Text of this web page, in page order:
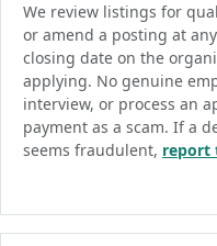
We review listings for
or amend a posting at
closing date on the
applying. No genuine
interview, or process an
payment as a scam. If a
seems fraudulent, report